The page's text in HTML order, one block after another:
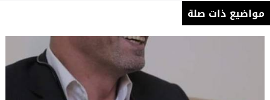
مواضيع ذات صلة